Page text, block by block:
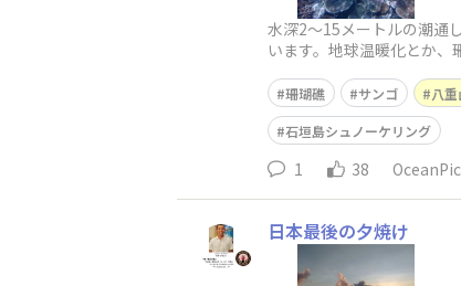
水深2～15メートルの潮通
います。地球温暖化とか
珊瑚礁 サンゴ 八
石垣島シュノーケリング
1 38
日本最後の夕焼け